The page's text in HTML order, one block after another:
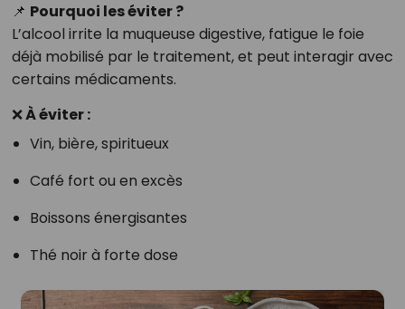
📌 Pourquoi les éviter ?
L’alcool irrite la muqueuse digestive, fatigue le foie
déjà mobilisé par le traitement, et peut interagir avec
certains médicaments.
❌ À éviter :
Vin, bière, spiritueux
Café fort ou en excès
Boissons énergisantes
Thé noir à forte dose